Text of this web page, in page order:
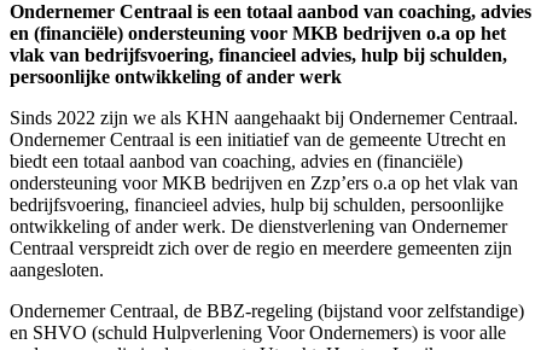
Ondernemer Centraal is een totaal aanbod van coaching, advies
en (financiële) ondersteuning voor MKB bedrijven o.a op het
vlak van bedrijfsvoering, financieel advies, hulp bij schulden,
persoonlijke ontwikkeling of ander werk
Sinds 2022 zijn we als KHN aangehaakt bij Ondernemer Centraal.
Ondernemer Centraal is een initiatief van de gemeente Utrecht en
biedt een totaal aanbod van coaching, advies en (financiële)
ondersteuning voor MKB bedrijven en Zzp’ers o.a op het vlak van
bedrijfsvoering, financieel advies, hulp bij schulden, persoonlijke
ontwikkeling of ander werk. De dienstverlening van Ondernemer
Centraal verspreidt zich over de regio en meerdere gemeenten zijn
aangesloten.
Ondernemer Centraal, de BBZ-regeling (bijstand voor zelfstandige)
en SHVO (schuld Hulpverlening Voor Ondernemers) is voor alle